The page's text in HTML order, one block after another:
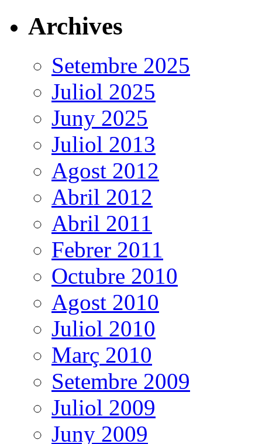
Archives
Setembre 2025
Juliol 2025
Juny 2025
Juliol 2013
Agost 2012
Abril 2012
Abril 2011
Febrer 2011
Octubre 2010
Agost 2010
Juliol 2010
Març 2010
Setembre 2009
Juliol 2009
Juny 2009